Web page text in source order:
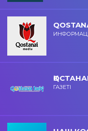
ГАЗЕТІ